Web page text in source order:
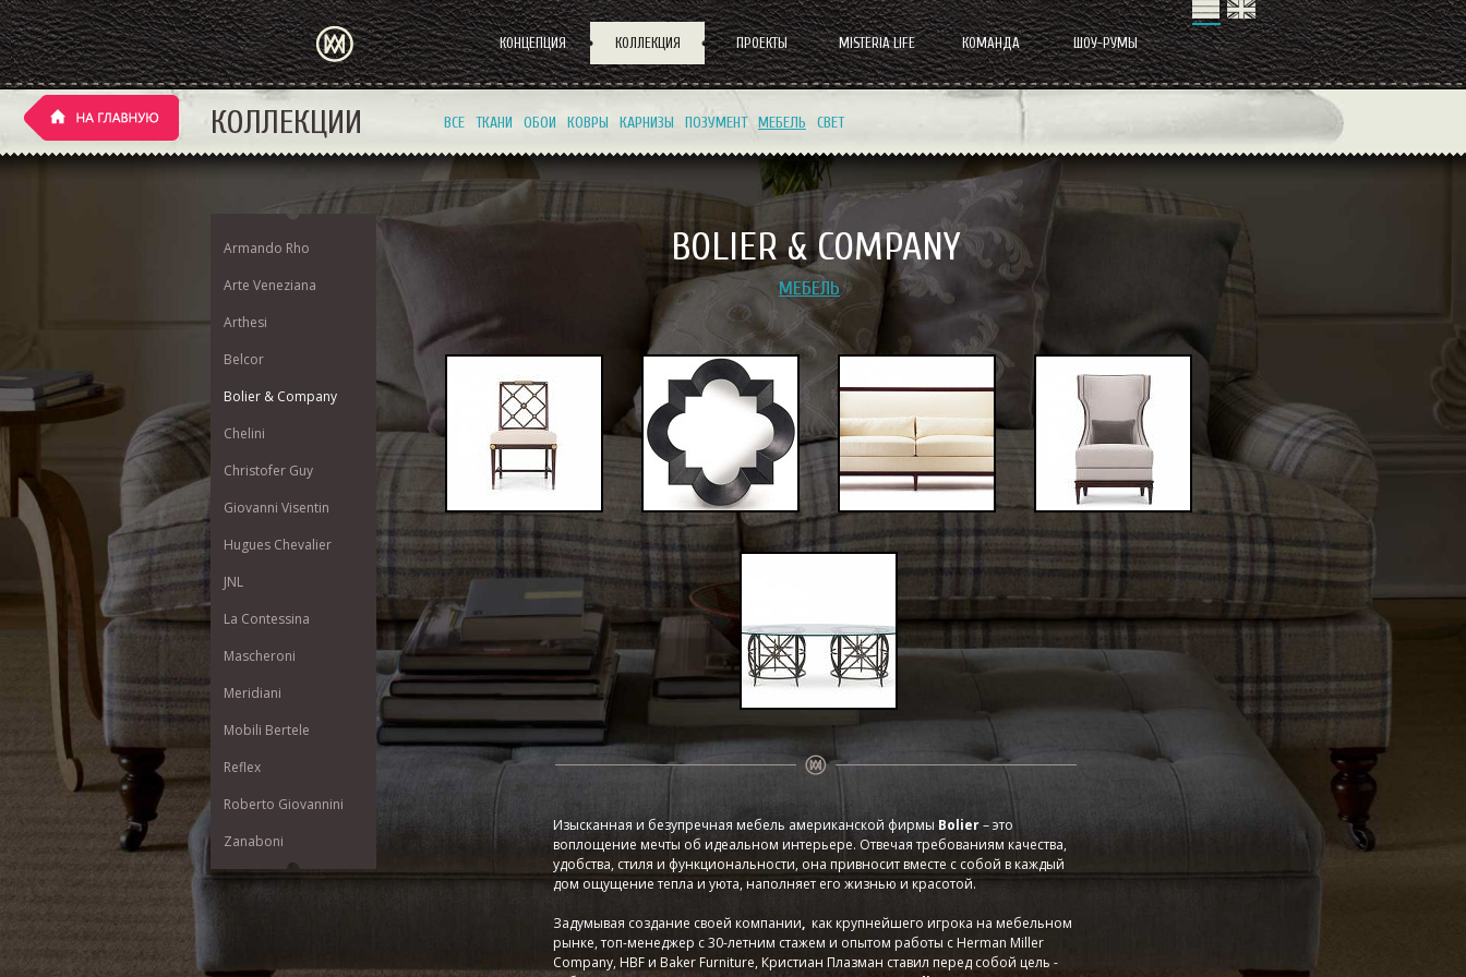
КОНЦЕПЦИЯ КОЛЛЕКЦИЯ ПРОЕКТЫ MISTERIA LIFE КОМАНДА ШОУ-РУМЫ
КОЛЛЕКЦИИ ВСЕ ТКАНИ ОБОИ КОВРЫ КАРНИЗЫ ПОЗУМЕНТ МЕБЕЛЬ СВЕТ
Armando Rho
Arte Veneziana
Arthesi
Belcor
Bolier & Company
Chelini
Christofer Guy
Giovanni Visentin
Hugues Chevalier
JNL
La Contessina
Mascheroni
Meridiani
Mobili Bertele
Reflex
Roberto Giovannini
Zanaboni
BOLIER & COMPANY
МЕБЕЛЬ
Изысканная и безупречная мебель американской фирмыBolier– это
воплощение мечты об идеальном интерьере. Отвечая требованиям качества,
удобства, стиля и функциональности, она привносит вместе с собой в каждый
дом ощущение тепла и уюта, наполняет его жизнью и красотой.
Задумывая создание своей компании, как крупнейшего игрока на мебельном
рынке, топ-менеджер с 30-летним стажем и опытом работы с Herman Miller
Company, HBF и Baker Furniture, Кристиан Плазман ставил перед собой цель -